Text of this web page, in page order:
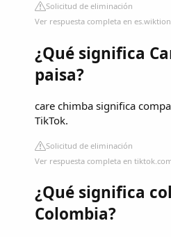
Solicitud de eliminación
Ver respuesta completa en
¿Qué significa
paisa?
care chimba significa
TikTok.
Solicitud de eliminación
Ver respuesta completa en
¿Qué significa
Colombia?